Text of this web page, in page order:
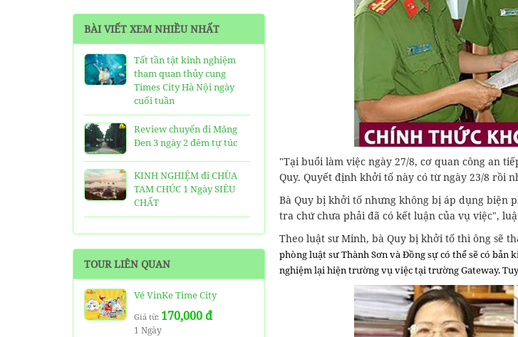
BÀI VIẾT XEM NHIỀU NHẤT
Tất tần tật kinh nghiệm
tham quan thủy cung
Times City Hà Nội ngày
cuối tuần
Review chuyến đi Măng
Đen 3 ngày 2 đêm tự túc
KINH NGHIỆM đi CHÙA
TAM CHÚC 1 Ngày SIÊU
CHẤT
25 Ngôi Chùa ở Sài Gòn
TOP 16 địa điểm du lịch
HẤP DẪN nhất việt nam:
Bạn đã đi được những nơi
nào?
TOUR LIÊN QUAN
Vé VinKe Time City
Giá từ: 170,000 đ
1 Ngày
"Tại buổi làm việc ngày 27/8, cơ quan công an
Quy. Quyết định khởi tố này có từ ngày 23/8 rồi
Bà Quy bị khởi tố nhưng không bị áp dụng biện
tra chứ chưa phải đã có kết luận của vụ việc",
Theo luật sư Minh, bà Quy bị khởi tố thì ông sẽ
phòng luật sư Thành Sơn và Đồng sự có thể sẽ có
nghiệm lại hiện trường vụ việc tại trường Gateway.